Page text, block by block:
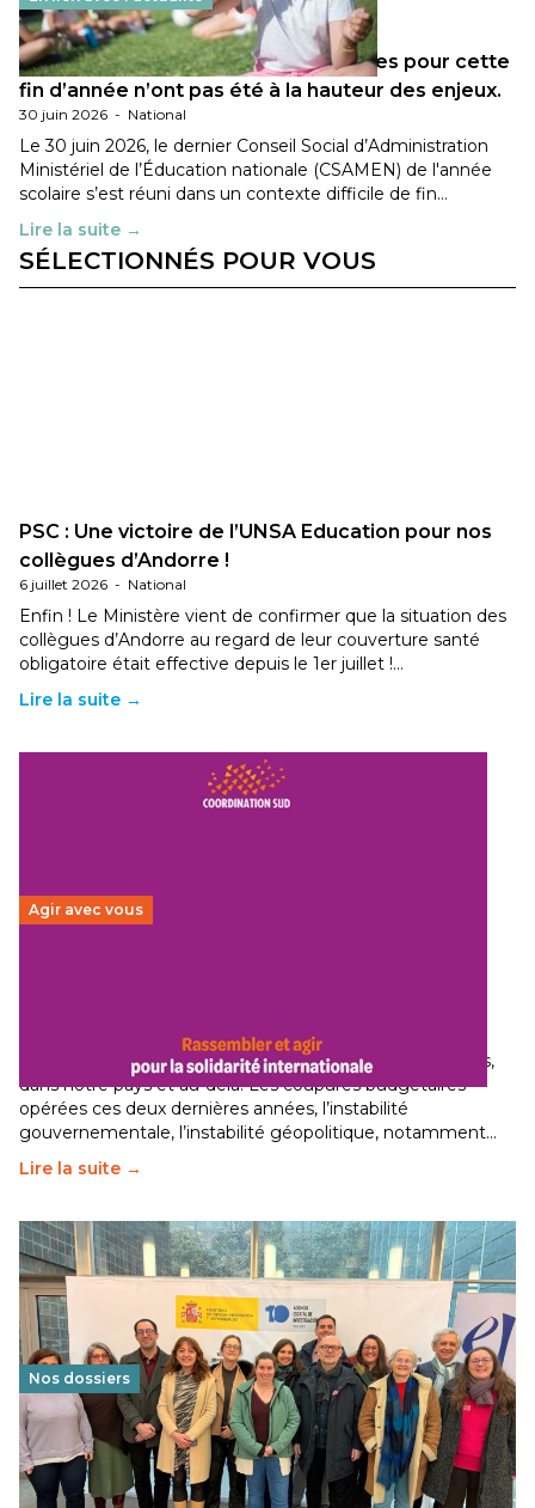
Les décisions ministérielles attendues pour cette
fin d’année n’ont pas été à la hauteur des enjeux.
30 juin 2026 - National
Le 30 juin 2026, le dernier Conseil Social d’Administration
Ministériel de l’Éducation nationale (CSAMEN) de l'année
scolaire s’est réuni dans un contexte difficile de fin…
Lire la suite →
SÉLECTIONNÉS POUR VOUS
PSC : Une victoire de l’UNSA Education pour nos
collègues d’Andorre !
6 juillet 2026 - National
Enfin ! Le Ministère vient de confirmer que la situation des
collègues d’Andorre au regard de leur couverture santé
obligatoire était effective depuis le 1er juillet !…
Lire la suite →
Agir avec vous
Le secteur humanitaire connaît des difficultés profondes,
dans notre pays et au-delà. Les coupures budgétaires
opérées ces deux dernières années, l’instabilité
gouvernementale, l’instabilité géopolitique, notamment…
Lire la suite →
Nos dossiers
Éducation au vivre-ensemble : un échange croisé
franco-espagnol pour changer d’approche
29 juin 2026-National